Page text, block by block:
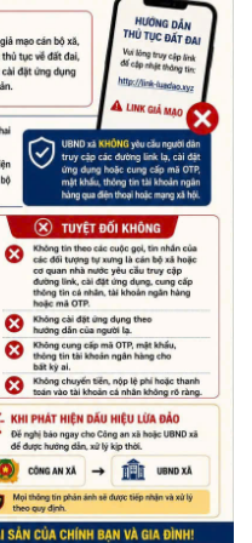
Công nghệ và Đổi mới
xã với thanh niên,
lập Đội TNTP Hồ Chí
kỷ niệm 136 năm ngày
– 19/05/2026).
về quy định thủ tục